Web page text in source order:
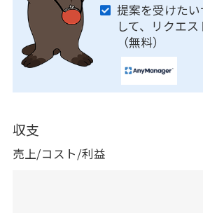
提案を受けた
して、リクエ
（無料）
収支
売上/コスト/利益